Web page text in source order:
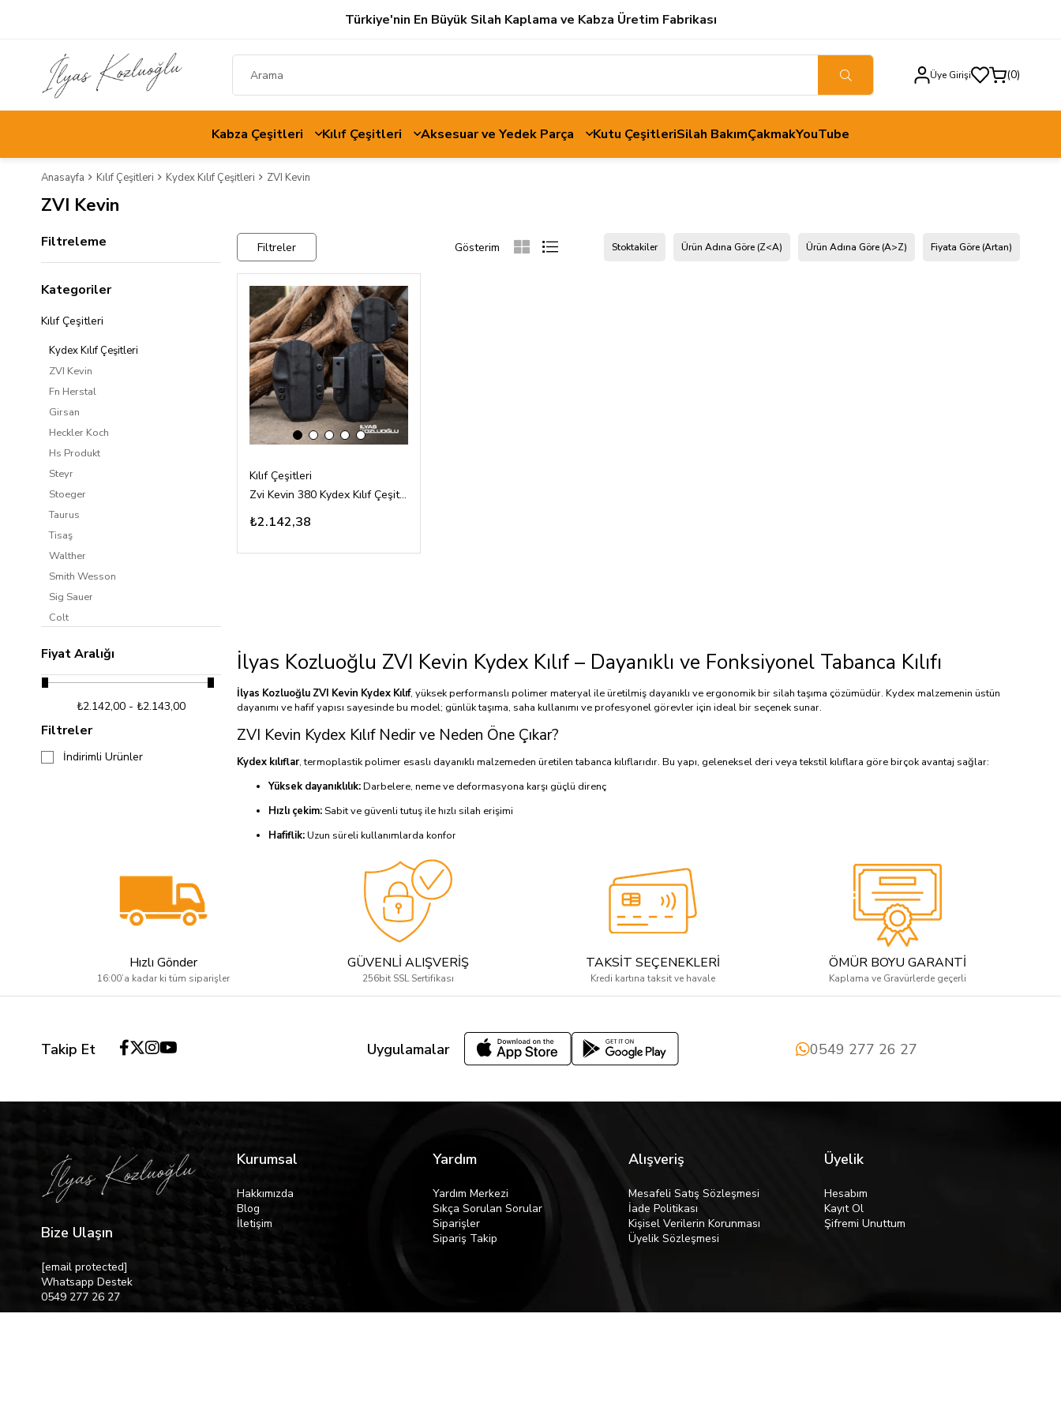
Türkiye'nin En Büyük Silah Kaplama ve Kabza Üretim Fabrikası
Üye Girişi 0
Kabza Çeşitleri Kılıf Çeşitleri Aksesuar ve Yedek Parça Kutu ÇeşitleriSilah BakımÇakmakYouTube
Anasayfa Kılıf Çeşitleri Kydex Kılıf Çeşitleri ZVI Kevin
ZVI Kevin
Filtreleme
Kategoriler
Kılıf Çeşitleri
Kydex Kılıf Çeşitleri
ZVI Kevin
Fn Herstal
Girsan
Heckler Koch
Hs Produkt
Steyr
Stoeger
Taurus
Tisaş
Walther
Smith Wesson
Sig Sauer
Colt
Browning
Jericho
Beretta
Canik
Fiyat Aralığı
₺2.142,00 - ₺2.143,00
Filtreler
İndirimli Ürünler
Fiyata Göre (Artan)
Ürün Adına Göre (A>Z)
Ürün Adına Göre (Z<A)
Stoktakiler
Filtreler
Kılıf Çeşitleri
Zvi Kevin 380 Kydex Kılıf Çeşitleri
₺2.142,38
İlyas Kozluoğlu ZVI Kevin Kydex Kılıf – Dayanıklı ve Fonksiyonel Tabanca Kılıfı
İlyas Kozluoğlu ZVI Kevin Kydex Kılıf, yüksek performanslı polimer materyal ile üretilmiş dayanıklı ve ergonomik bir silah taşıma çözümüdür. Kydex malzemenin üstün
dayanımı ve hafif yapısı sayesinde bu model; günlük taşıma, saha kullanımı ve profesyonel görevler için ideal bir seçenek sunar.
ZVI Kevin Kydex Kılıf Nedir ve Neden Öne Çıkar?
Kydex kılıflar, termoplastik polimer esaslı dayanıklı malzemeden üretilen tabanca kılıflarıdır. Bu yapı, geleneksel deri veya tekstil kılıflara göre birçok avantaj sağlar:
Yüksek dayanıklılık:Darbelere, neme ve deformasyona karşı güçlü direnç
Hızlı çekim: Sabit ve güvenli tutuş ile hızlı silah erişimi
Hafiflik:Uzun süreli kullanımlarda konfor
Kolay temizlenir ve uzun ömürlüdür
, bu avantajlarıyla kullanıcıya profesyonel bir taşıma deneyimi sunar.
ZVI Kevin Kydex Kılıf Özellikleri
Bu Kydex kılıfın öne çıkan teknik ve performans özellikleri:
Tam Uyumlu Tasarım:ZVI Kevin tabanca modeline özel olarak şekillendirilir
Silahı sabit tutar, istem dışı düşmeyi önler
Sessiz ve kompakt taşıma sağlar
Hızlı Gönder
16:00’a kadar ki tüm siparişler
GÜVENLİ ALIŞVERİŞ
256bit SSL Sertifikası
TAKSİT SEÇENEKLERİ
Kredi kartına taksit ve havale
ÖMÜR BOYU GARANTİ
Kaplama ve Gravürlerde geçerli
Takip Et Uygulamalar 0549 277 26 27
Bize Ulaşın
[email protected]
Whatsapp Destek
0549 277 26 27
Kurumsal
Hakkımızda
Blog
İletişim
Yardım
Yardım Merkezi
Sıkça Sorulan Sorular
Siparişler
Sipariş Takip
Alışveriş
Mesafeli Satış Sözleşmesi
İade Politikası
Kişisel Verilerin Korunması
Üyelik Sözleşmesi
Üyelik
Hesabım
Kayıt Ol
Şifremi Unuttum